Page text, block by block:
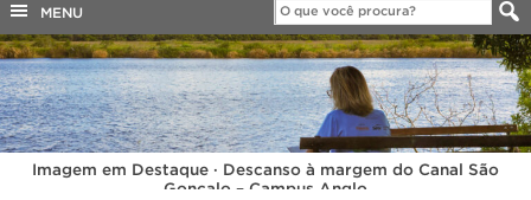
Canais
COBALTO
CONCURSOS
EDITAIS
INTERNACIONAL
OUVIDORIA
MENU
Imagem em Destaque · Descanso à margem do Canal São
Gonçalo – Campus Anglo